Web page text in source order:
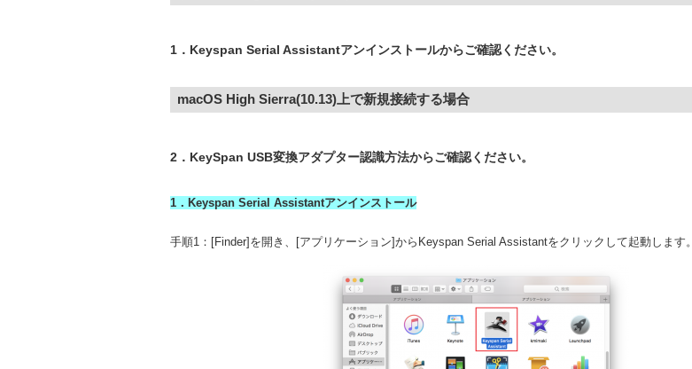
1．Keyspan Serial Assistantアンインストールからご確認ください。
macOS High Sierra(10.13)上で新規接続する場合
2．KeySpan USB変換アダプター認識方法からご確認ください。
1．Keyspan Serial Assistantアンインストール
手順1：[Finder]を開き、[アプリケーション]からKeyspan Serial Assistantをクリックして起動します。